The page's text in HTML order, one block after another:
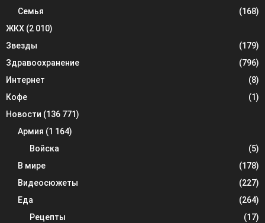
Семья
(168)
ЖКХ (2 010)
Звезды
(179)
Здравоохранение
(796)
Интернет
(8)
Кофе
(1)
Новости (136 771)
Армия (1 164)
Войска
(5)
В мире
(178)
Видеосюжеты
(227)
Еда
(264)
Рецепты
(17)